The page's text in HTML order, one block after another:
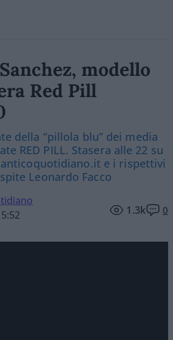
modello
Red Pill
della “pillola blu” dei media
RED PILL. Stasera alle 22 su
e i rispettivi
Leonardo Facco
1.3k 0